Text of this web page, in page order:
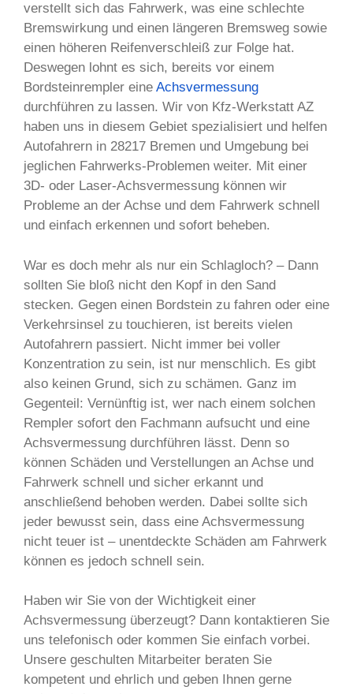
verstellt sich das Fahrwerk, was eine schlechte
Bremswirkung und einen längeren Bremsweg sowie
einen höheren Reifenverschleiß zur Folge hat.
Deswegen lohnt es sich, bereits vor einem
Bordsteinrempler eine Achsvermessung
durchführen zu lassen. Wir von Kfz-Werkstatt AZ
haben uns in diesem Gebiet spezialisiert und helfen
Autofahrern in 28217 Bremen und Umgebung bei
jeglichen Fahrwerks-Problemen weiter. Mit einer
3D- oder Laser-Achsvermessung können wir
Probleme an der Achse und dem Fahrwerk schnell
und einfach erkennen und sofort beheben.
War es doch mehr als nur ein Schlagloch? – Dann
sollten Sie bloß nicht den Kopf in den Sand
stecken. Gegen einen Bordstein zu fahren oder eine
Verkehrsinsel zu touchieren, ist bereits vielen
Autofahrern passiert. Nicht immer bei voller
Konzentration zu sein, ist nur menschlich. Es gibt
also keinen Grund, sich zu schämen. Ganz im
Gegenteil: Vernünftig ist, wer nach einem solchen
Rempler sofort den Fachmann aufsucht und eine
Achsvermessung durchführen lässt. Denn so
können Schäden und Verstellungen an Achse und
Fahrwerk schnell und sicher erkannt und
anschließend behoben werden. Dabei sollte sich
jeder bewusst sein, dass eine Achsvermessung
nicht teuer ist – unentdeckte Schäden am Fahrwerk
können es jedoch schnell sein.
Haben wir Sie von der Wichtigkeit einer
Achsvermessung überzeugt? Dann kontaktieren Sie
uns telefonisch oder kommen Sie einfach vorbei.
Unsere geschulten Mitarbeiter beraten Sie
kompetent und ehrlich und geben Ihnen gerne